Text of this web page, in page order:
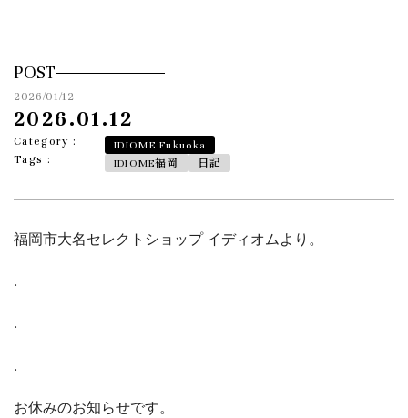
POST
2026/01/12
2026.01.12
Category :
IDIOME Fukuoka
Tags :
IDIOME福岡 日記
福岡市大名セレクトショップ イディオムより。
.
.
.
お休みのお知らせです。